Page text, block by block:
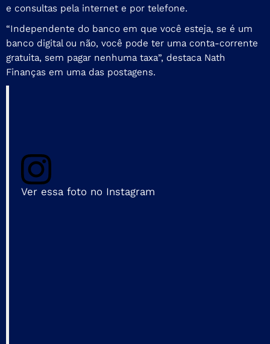
e consultas pela internet e por telefone.
“Independente do banco em que você esteja, se é um
banco digital ou não, você pode ter uma conta-corrente
gratuita, sem pagar nenhuma taxa”, destaca Nath
Finanças em uma das postagens.
Ver essa foto no Instagram